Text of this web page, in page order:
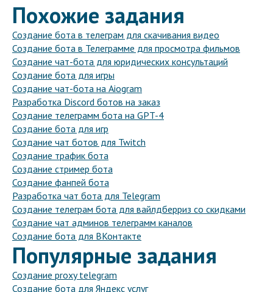
Похожие задания
Создание бота в телеграм для скачивания видео
Создание бота в Телеграмме для просмотра фильмов
Создание чат-бота для юридических консультаций
Создание бота для игры
Создание чат-бота на Aiogram
Разработка Discord ботов на заказ
Создание телеграмм бота на GPT-4
Создание бота для игр
Создание чат ботов для Twitch
Создание трафик бота
Создание стример бота
Создание фанпей бота
Разработка чат бота для Telegram
Создание телеграм бота для вайлдберриз со скидками
Создание чат админов телеграмм каналов
Создание бота для ВКонтакте
Популярные задания
Создание proxy telegram
Создание бота для Яндекс услуг